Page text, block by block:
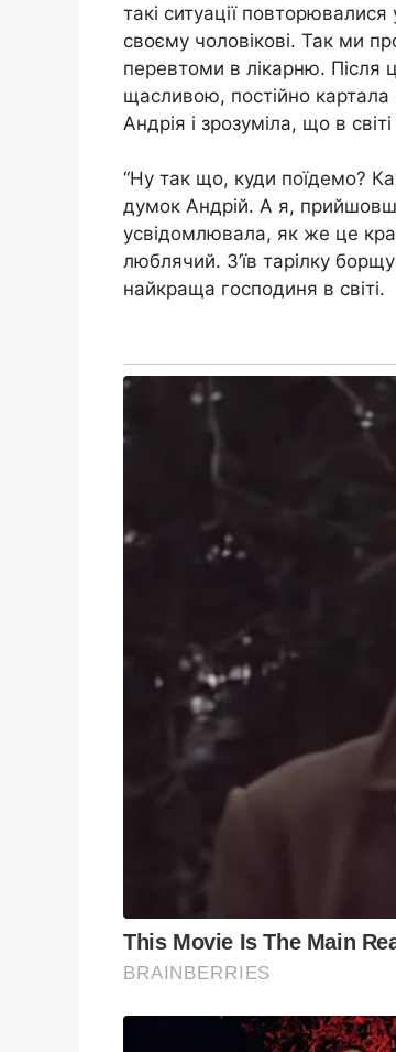
такі ситуації
своєму чоловікові. Так ми
перевтоми в лікарню. Після
щасливою, постійно
Андрія і зрозуміла, що в
“Ну так що, куди поїдемо?
думок Андрій. А я,
усвідомлювала, як же це
люблячий. З’їв тарілку
найкраща господиня в світі.